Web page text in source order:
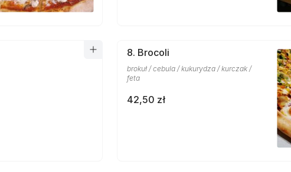
8. Brocoli
brokuł / cebula / kukurydza / kurczak /
feta
42,50 zł